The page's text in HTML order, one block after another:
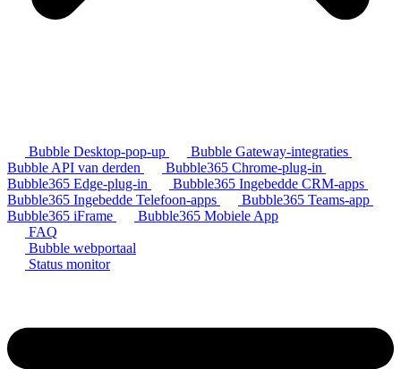
Bubble Desktop-pop-up
Bubble Gateway-integraties
Bubble API van derden
Bubble365 Chrome-plug-in
Bubble365 Edge-plug-in
Bubble365 Ingebedde CRM-apps
Bubble365 Ingebedde Telefoon-apps
Bubble365 Teams-app
Bubble365 iFrame
Bubble365 Mobiele App
FAQ
Bubble webportaal
Status monitor